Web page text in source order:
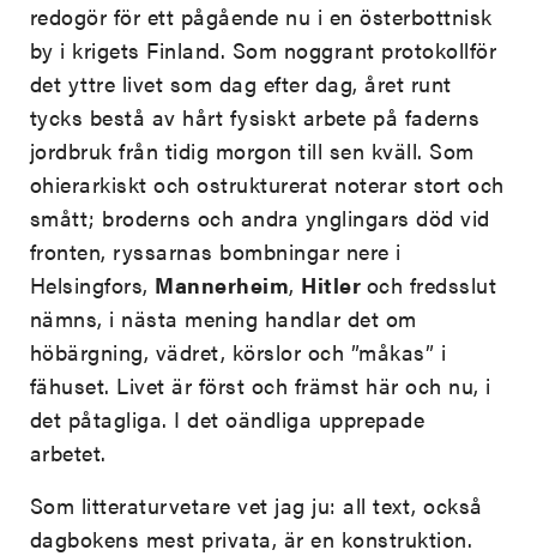
redogör för ett pågående nu i en österbottnisk
by i krigets Finland. Som noggrant protokollför
det yttre livet som dag efter dag, året runt
tycks bestå av hårt fysiskt arbete på faderns
jordbruk från tidig morgon till sen kväll. Som
ohierarkiskt och ostrukturerat noterar stort och
smått; broderns och andra ynglingars död vid
fronten, ryssarnas bombningar nere i
Helsingfors, Mannerheim, Hitler och fredsslut
nämns, i nästa mening handlar det om
höbärgning, vädret, körslor och ”måkas” i
fähuset. Livet är först och främst här och nu, i
det påtagliga. I det oändliga upprepade
arbetet.
Som litteraturvetare vet jag ju: all text, också
dagbokens mest privata, är en konstruktion.